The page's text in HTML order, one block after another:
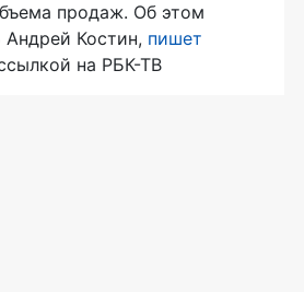
продаж. Об этом
Андрей Костин, пишет
на РБК-ТВ